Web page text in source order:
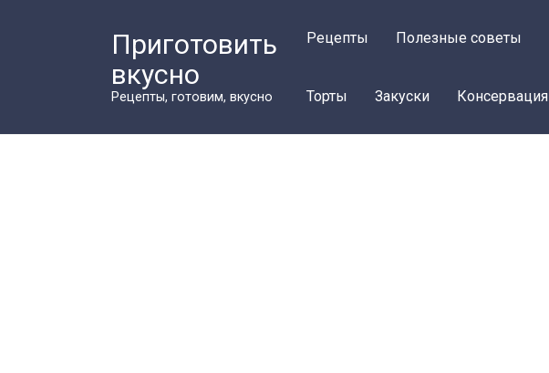
Приготовить
вкусно
Рецепты, готовим, вкусно
Рецепты Полезные советы
Торты Закуски Консервация